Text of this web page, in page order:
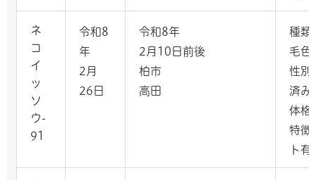
ネ
コ
イ
ッ
ソ
ウ-
91
令和8
年
2月
26日
令和8年
2月10日前後
柏市
高田
種類
毛色
性別
済み
体格
特徴
ト有